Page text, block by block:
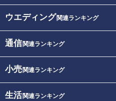
ウエディング関連ランキング
通信関連ランキング
小売関連ランキング
生活関連ランキング